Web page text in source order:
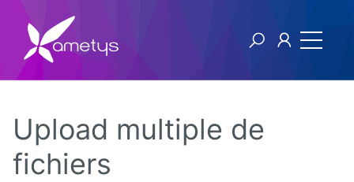
Ametys v4
Upload multiple de
fichiers